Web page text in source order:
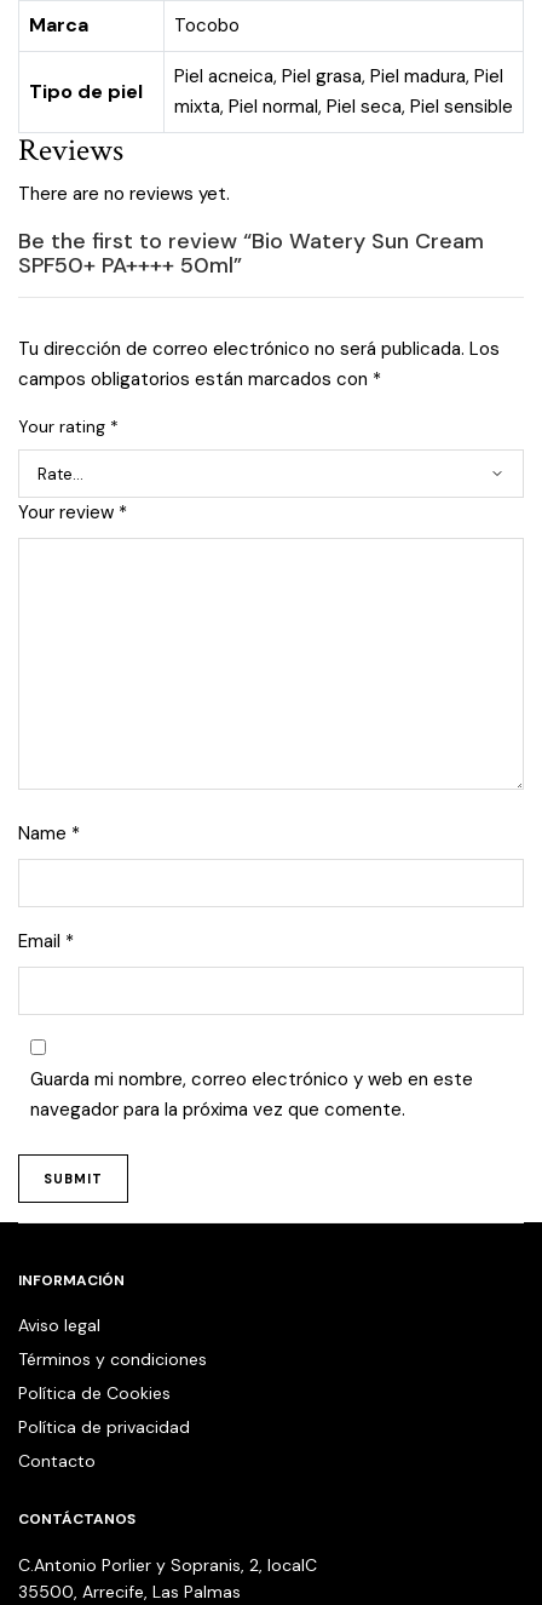
Marca Tocobo
Tipo de piel
Piel acneica, Piel grasa, Piel madura, Piel
mixta, Piel normal, Piel seca, Piel sensible
Reviews
There are no reviews yet.
Be the first to review “Bio Watery Sun Cream
SPF50+ PA++++ 50ml”
Tu dirección de correo electrónico no será publicada. Los
campos obligatorios están marcados con *
Your rating *
Your review *
Name *
Email *
Guarda mi nombre, correo electrónico y web en este
navegador para la próxima vez que comente.
INFORMACIÓN
Aviso legal
Términos y condiciones
Política de Cookies
Política de privacidad
Contacto
CONTÁCTANOS
C.Antonio Porlier y Sopranis, 2, localC
35500, Arrecife, Las Palmas